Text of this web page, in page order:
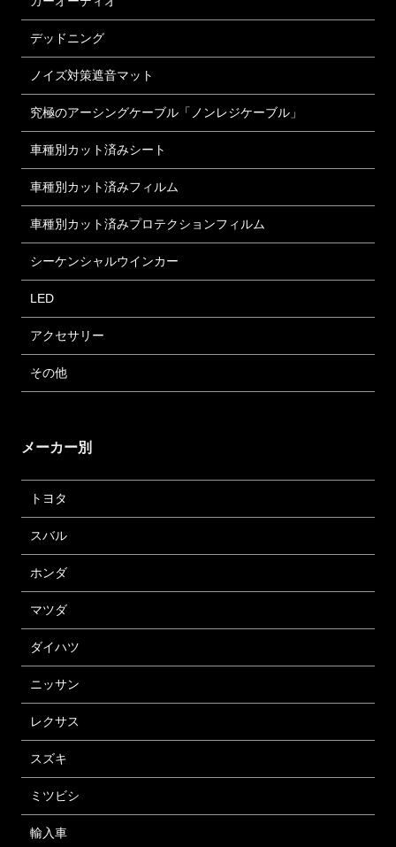
デッドニング
ノイズ対策遮音マット
究極のアーシングケーブル「ノンレジケーブル」
車種別カット済みシート
車種別カット済みフィルム
車種別カット済みプロテクションフィルム
シーケンシャルウインカー
LED
アクセサリー
その他
メーカー別
トヨタ
スバル
ホンダ
マツダ
ダイハツ
ニッサン
レクサス
スズキ
ミツビシ
輸入車